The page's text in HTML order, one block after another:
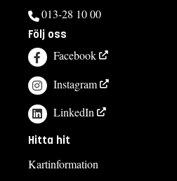
013-28 10 00
Följ oss
Facebook
Instagram
LinkedIn
Hitta hit
Kartinformation